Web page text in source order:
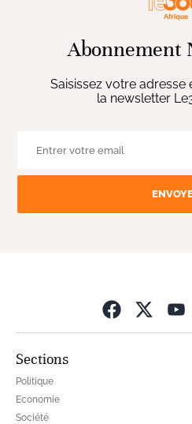
Abonnement
Saisissez votre
la newsletter
Sections
Politique
Economie
Société